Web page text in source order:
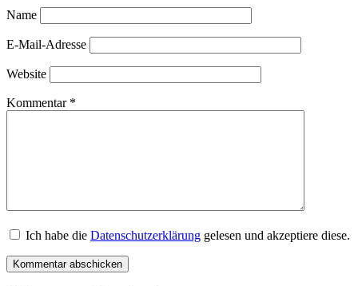
Name
E-Mail-Adresse
Website
Kommentar *
Ich habe die Datenschutzerklärung gelesen und akzeptiere diese.